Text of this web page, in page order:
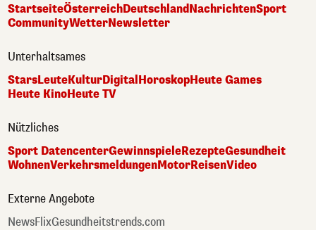
StartseiteÖsterreichDeutschlandNachrichtenSport
CommunityWetterNewsletter
Unterhaltsames
StarsLeuteKulturDigitalHoroskopHeute Games
Heute KinoHeute TV
Nützliches
Sport DatencenterGewinnspieleRezepteGesundheit
WohnenVerkehrsmeldungenMotorReisenVideo
Externe Angebote
NewsFlixGesundheitstrends.com